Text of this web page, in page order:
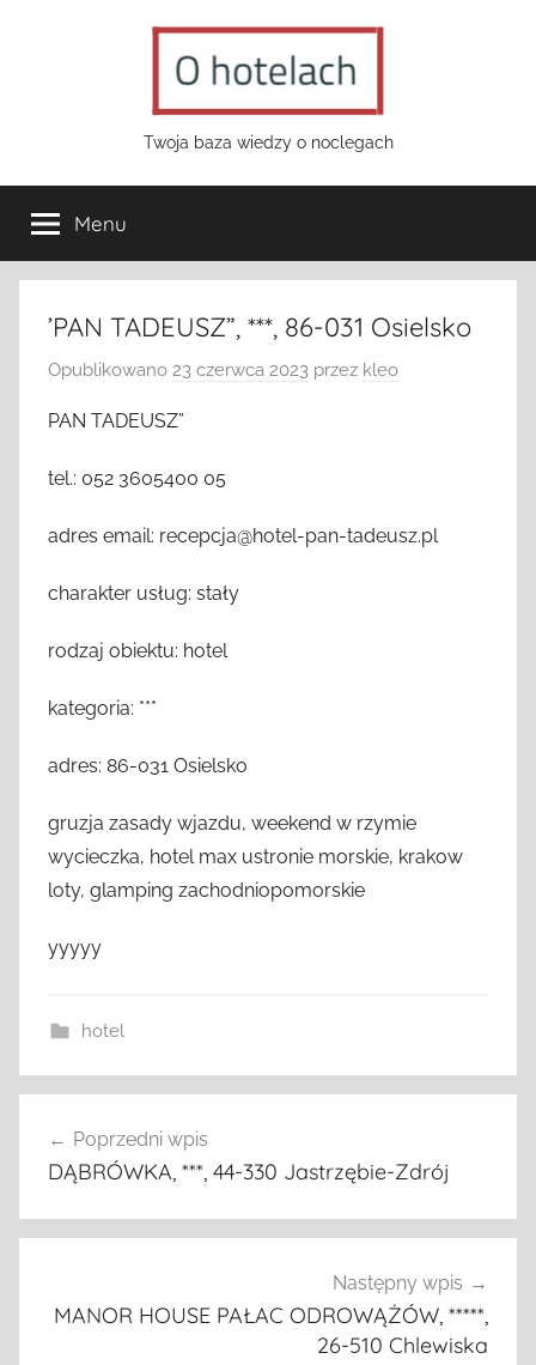
hotelach.pl
Twoja baza wiedzy o noclegach
Menu
’PAN TADEUSZ”, ***, 86-031 Osielsko
Opublikowano 23 czerwca 2023 przez kleo
PAN TADEUSZ”
tel.: 052 3605400 05
adres email: recepcja@hotel-pan-tadeusz.pl
charakter usług: stały
rodzaj obiektu: hotel
kategoria: ***
adres: 86-031 Osielsko
gruzja zasady wjazdu, weekend w rzymie
wycieczka, hotel max ustronie morskie, krakow
loty, glamping zachodniopomorskie
yyyyy
hotel
wpisu
Poprzedni wpis
DĄBRÓWKA, ***, 44-330 Jastrzębie-Zdrój
Następny wpis
MANOR HOUSE PAŁAC ODROWĄŻÓW, *****,
26-510 Chlewiska